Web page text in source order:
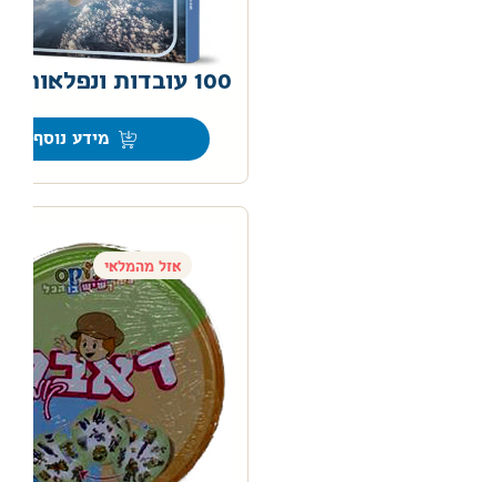
100 עובדות ונפלאות החלל
מידע נוסף
אזל מהמלאי